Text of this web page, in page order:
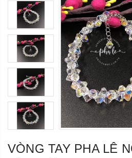
VÒNG TAY PHA LÊ